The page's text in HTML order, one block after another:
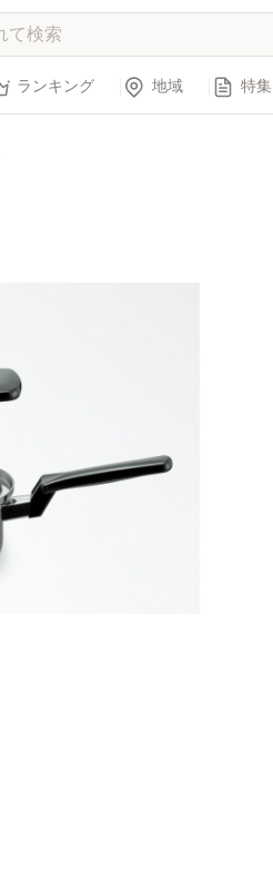
ランキング 地域 特集